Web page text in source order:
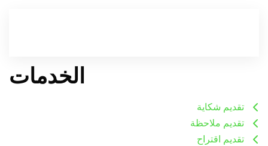
الخدمات
تقديم شكاية
تقديم ملاحظة
تقديم اقتراح